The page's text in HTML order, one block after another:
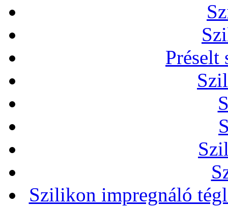
Préselt
Szilikon impregnáló